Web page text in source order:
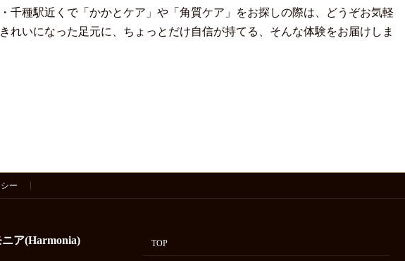
千種駅近くで「かかとケア」や「角質ケア」をお探しの際は、どうぞお気軽
れいになった足元に、ちょっとだけ自信が持てる、そんな体験をお届けしま
ー
ア(Harmonia) TOP